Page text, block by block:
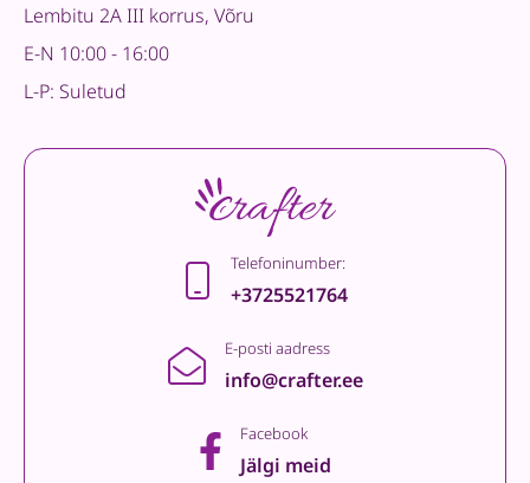
Lembitu 2A III korrus, Võru
E-N 10:00 - 16:00
L-P: Suletud
Telefoninumber:
+3725521764
E-posti aadress
info@crafter.ee
Facebook
Jälgi meid